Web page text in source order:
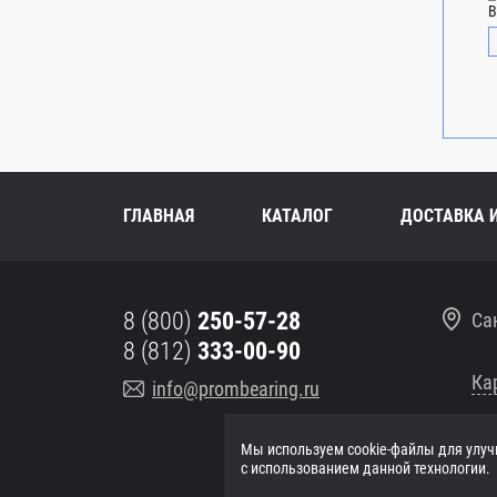
ГЛАВНАЯ КАТАЛОГ ДОСТАВКА
8 (800) 250-57-28
8 (812) 333-00-90
info@prombearing.ru
Мы используем cookie-файлы для
с использованием данной технологии.